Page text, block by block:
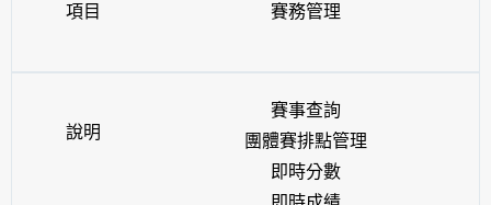
項目 賽務管理
說明
賽事查詢
團體賽排點管理
即時分數